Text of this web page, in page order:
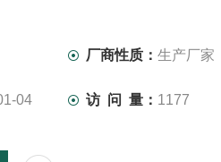
厂商性质：生产厂家
04 访 问 量： 1177